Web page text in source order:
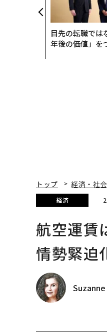
目先の転職では
年後の価値」
トップ 経済・社会
経済
航空運賃
情勢緊迫